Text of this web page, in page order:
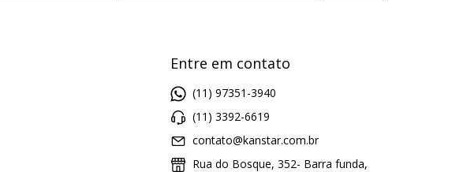
Entre em contato
(11) 97351-3940
(11) 3392-6619
contato@kanstar.com.br
Rua do Bosque, 352- Barra funda,